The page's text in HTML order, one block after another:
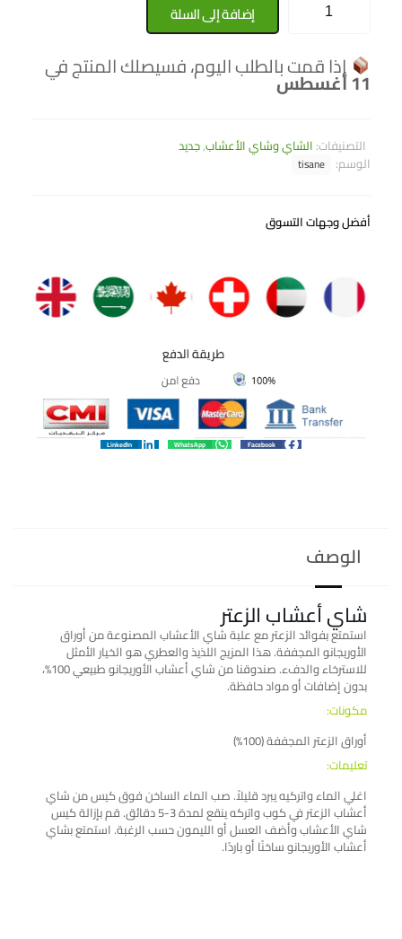
إضافة إلى السلة
إذا قمت بالطلب اليوم، فسيصلك المنتج في
11 أغسطس
التصنيفات: الشاي وشاي الأعشاب,جديد
الوسم: tisane
أفضل وجهات التسوق
Facebook
WhatsApp
LinkedIn
الوصف
شاي أعشاب الزعتر
استمتع بفوائد الزعتر مع علبة شاي الأعشاب المصنوعة من أوراق
الأوريجانو المجففة. هذا المزيج اللذيذ والعطري هو الخيار الأمثل
للاسترخاء والدفء. صندوقنا من شاي أعشاب الأوريجانو طبيعي 100%،
بدون إضافات أو مواد حافظة.
مكونات:
أوراق الزعتر المجففة (100%)
تعليمات:
اغلي الماء واتركيه يبرد قليلاً. صب الماء الساخن فوق كيس من شاي
أعشاب الزعتر في كوب واتركه ينقع لمدة 3-5 دقائق. قم بإزالة كيس
شاي الأعشاب وأضف العسل أو الليمون حسب الرغبة. استمتع بشاي
أعشاب الأوريجانو ساخنًا أو باردًا.